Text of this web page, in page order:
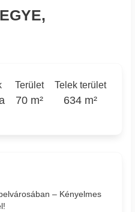
Terület
70 m²
Telek terület
634 m²
– Kényelmes